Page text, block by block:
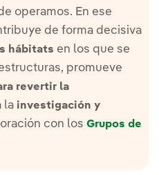
operamos. En ese
de forma decisiva
hábitats en los que se
promueve
revertir la
la investigación y
con los Grupos de